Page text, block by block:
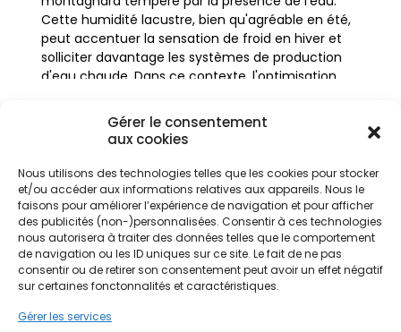
Gérer le consentement
aux cookies
Nous utilisons des technologies telles que les cookies pour stocker
et/ou accéder aux informations relatives aux appareils. Nous le
faisons pour améliorer l’expérience de navigation et pour afficher
des publicités (non-)personnalisées. Consentir à ces technologies
nous autorisera à traiter des données telles que le comportement
de navigation ou les ID uniques sur ce site. Le fait de ne pas
consentir ou de retirer son consentement peut avoir un effet négatif
sur certaines fonctonnalités et caractéristiques.
Gérer les services
Cette humidité lacustre, bien qu'agréable en été,
peut accentuer la sensation de froid en hiver et
solliciter davantage les systèmes de production
d'eau chaude. Dans ce contexte, l'optimisation
propriétaires et les gestionnaires de copropriétés,
qu'il s'agisse de l'habitat ancien du centre-ville
L'installation d'un chauffe-eau thermodynamique
(CET) répond parfaitement à ces enjeux locaux.
Contrairement aux modèles électriques
classiques, le CET capte les calories présentes
dans l'air ambiant pour chauffer l'eau. Cette
la région Auvergne-Rhône-Alpes, où la recherche
Ne passez pas à côté de vos
aides !
Faites vite, les budgets
MaPrimeRénov' sont annuels et